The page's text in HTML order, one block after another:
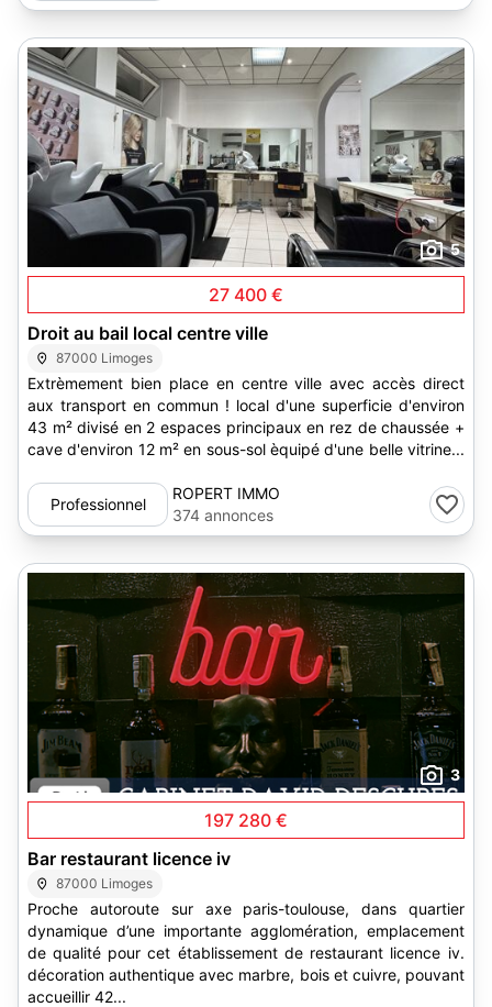
5
27 400 €
Droit au bail local centre ville
87000 Limoges
Extrèmement bien place en centre ville avec accès direct
aux transport en commun ! local d'une superficie d'environ
43 m² divisé en 2 espaces principaux en rez de chaussée +
cave d'environ 12 m² en sous-sol èquipé d'une belle vitrine...
Professionnel
ROPERT IMMO
374 annonces
3
197 280 €
Bar restaurant licence iv
87000 Limoges
Proche autoroute sur axe paris-toulouse, dans quartier
dynamique d’une importante agglomération, emplacement
de qualité pour cet établissement de restaurant licence iv.
décoration authentique avec marbre, bois et cuivre, pouvant
accueillir 42...